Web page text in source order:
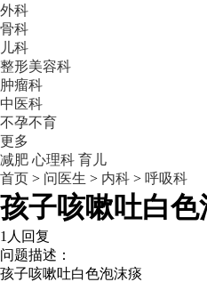
外科
骨科
儿科
整形美容科
肿瘤科
中医科
不孕不育
更多
减肥 心理科 育儿
首页 > 问医生 > 内科 > 呼吸科
孩子咳嗽吐白色
1人回复
问题描述：
孩子咳嗽吐白色泡沫痰